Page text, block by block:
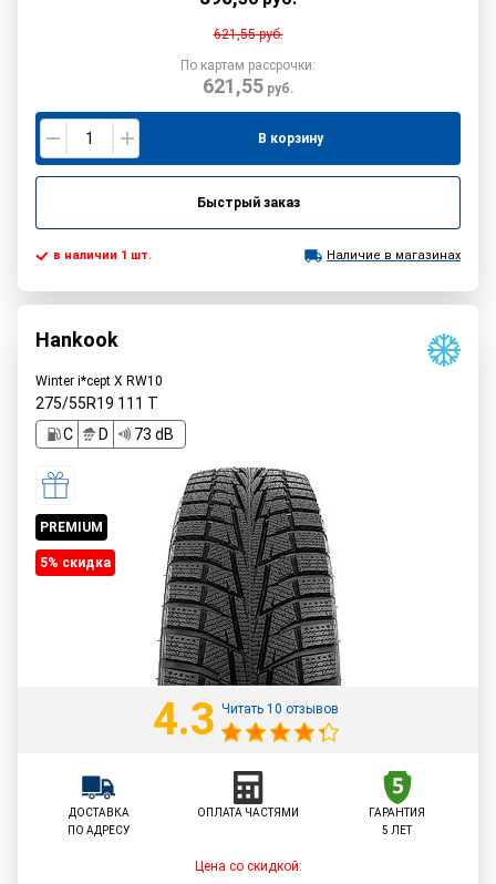
621,55руб.
По картам рассрочки:
621,55руб.
В корзину
Быстрый заказ
в наличии 1 шт. Наличие в магазинах
Hankook
Winter i*cept X RW10
275/55R19 111 T
C
D 73 dB
PREMIUM
5% cкидка
4.3 Читать 10 отзывов
ДОСТАВКА
ПО АДРЕСУ
ОПЛАТА ЧАСТЯМИ
ГАРАНТИЯ
5 ЛЕТ
Цена со скидкой: